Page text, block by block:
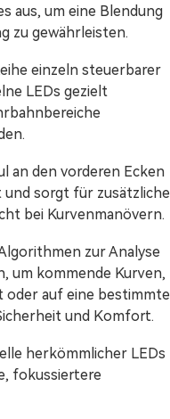
aus, um eine Blendung
zu gewährleisten.
einzeln steuerbarer
LEDs gezielt
an den vorderen Ecken
und sorgt für zusätzliche
bei Kurvenmanövern.
zur Analyse
um kommende Kurven,
oder auf eine bestimmte
und Komfort.
herkömmlicher LEDs
fokussiertere